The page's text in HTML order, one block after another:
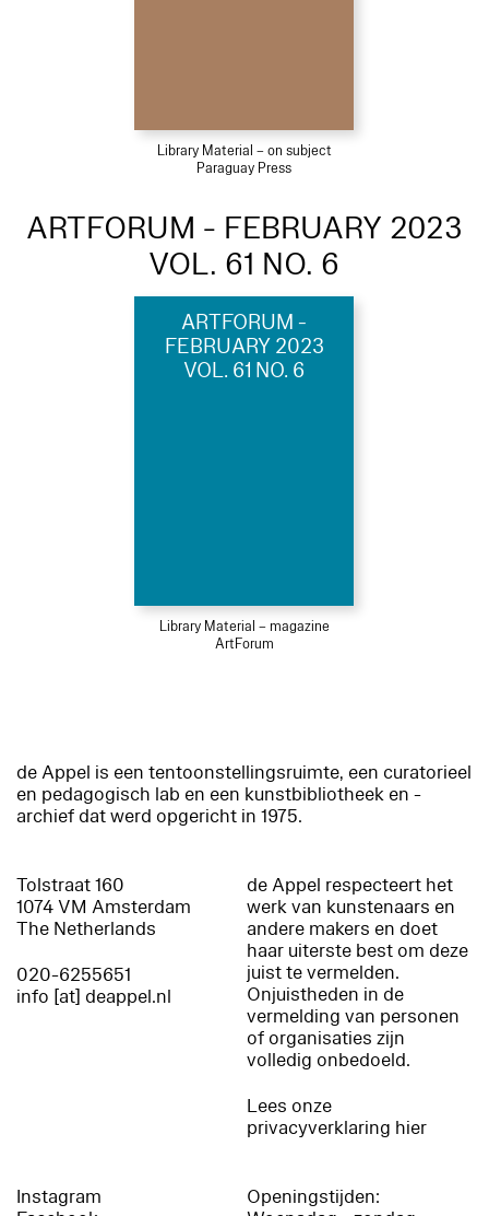
Library Material – on subject
Paraguay Press
ARTFORUM - FEBRUARY 2023
VOL. 61 NO. 6
ARTFORUM -
FEBRUARY 2023
VOL. 61 NO. 6
Library Material – magazine
ArtForum
de Appel is een tentoonstellingsruimte, een curatorieel
en pedagogisch lab en een kunstbibliotheek en -
archief dat werd opgericht in 1975.
Tolstraat 160
1074 VM Amsterdam
The Netherlands
020-6255651
info [at] deappel.nl
de Appel respecteert het
werk van kunstenaars en
andere makers en doet
haar uiterste best om deze
juist te vermelden.
Onjuistheden in de
vermelding van personen
of organisaties zijn
volledig onbedoeld.
Lees onze
privacyverklaring hier
Instagram
Openingstijden: